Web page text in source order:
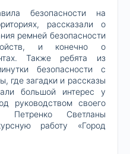
безопасности на
рассказали о
ремней безопасности
и конечно о
Также ребята из
безопасности с
где загадки и рассказы
большой интерес у
руководством своего
Петренко Светланы
работу «Город